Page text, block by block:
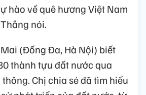
hào về quê hương Việt Nam
nói.
(Đống Đa, Hà Nội) biết
thành tựu đất nước qua
Chị chia sẻ đã tìm hiểu